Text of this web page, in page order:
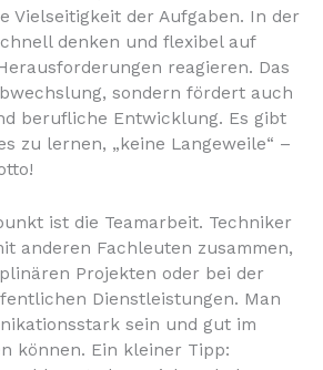
Vielseitigkeit der Aufgaben. In der
denken und flexibel auf
reagieren. Das
sondern fördert auch
berufliche Entwicklung. Es gibt
zu lernen, „keine Langeweile“ –
ist die Teamarbeit. Techniker
anderen Fachleuten zusammen,
Projekten oder bei der
Dienstleistungen. Man
sein und gut im
können. Ein kleiner Tipp: